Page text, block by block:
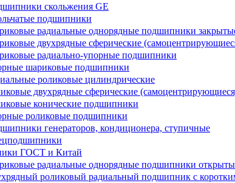
скольжения GE
подшипники
радиальные однорядные подшипники
двухрядные сферические
радиально-упорные подшипники
шариковые подшипники
роликовые цилиндрические
двухрядные сферические
конические подшипники
роликовые подшипники
генераторов, кондиционера, ступичные
ГОСТ и Китай
радиальные однорядные подшипники
роликовый радиальный подшипник с